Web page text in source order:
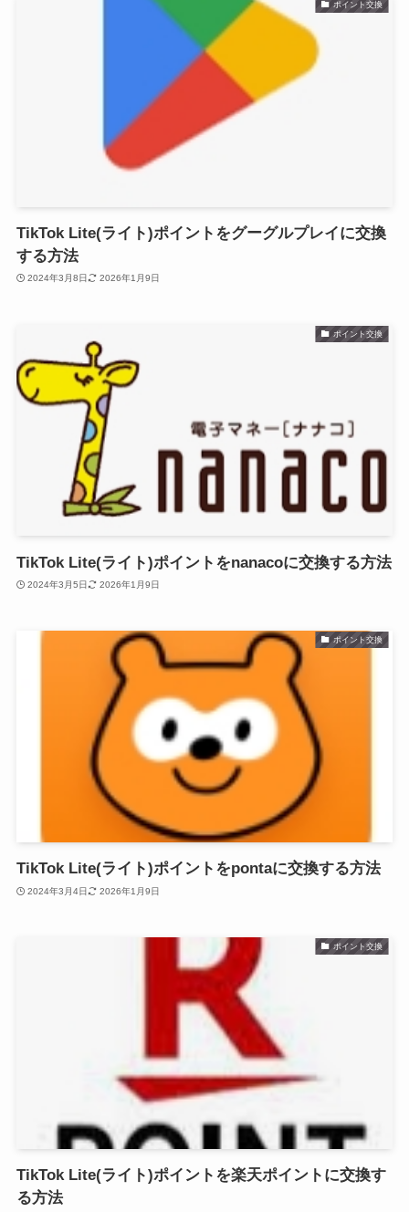
ポイント交換
TikTok Lite(ライト)ポイントをグーグルプレイに交換
する方法
2024年3月8日 2026年1月9日
ポイント交換
TikTok Lite(ライト)ポイントをnanacoに交換する方法
2024年3月5日 2026年1月9日
ポイント交換
TikTok Lite(ライト)ポイントをpontaに交換する方法
2024年3月4日 2026年1月9日
ポイント交換
TikTok Lite(ライト)ポイントを楽天ポイントに交換す
る方法